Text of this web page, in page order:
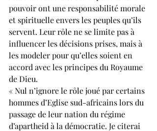
pouvoir ont une responsabilité morale
et spirituelle envers les peuples qu’ils
servent. Leur rôle ne se limite pas à
influencer les décisions prises, mais à
les modeler pour qu’elles soient en
accord avec les principes du Royaume
de Dieu.
« Nul n’ignore le rôle joué par certains
hommes d’Eglise sud-africains lors du
passage de leur nation du régime
d’apartheid à la démocratie. Je citerai